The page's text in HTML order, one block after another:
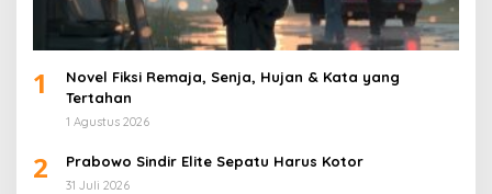
1
Novel Fiksi Remaja, Senja, Hujan & Kata yang
Tertahan
1 Agustus 2026
2 Prabowo Sindir Elite Sepatu Harus Kotor
31 Juli 2026